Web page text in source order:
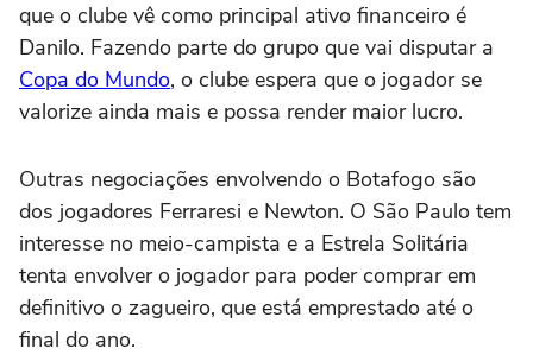
que o clube vê como principal ativo financeiro é
Danilo. Fazendo parte do grupo que vai disputar a
Copa do Mundo, o clube espera que o jogador se
valorize ainda mais e possa render maior lucro.
Outras negociações envolvendo o Botafogo são
dos jogadores Ferraresi e Newton. O São Paulo tem
interesse no meio-campista e a Estrela Solitária
tenta envolver o jogador para poder comprar em
definitivo o zagueiro, que está emprestado até o
final do ano.